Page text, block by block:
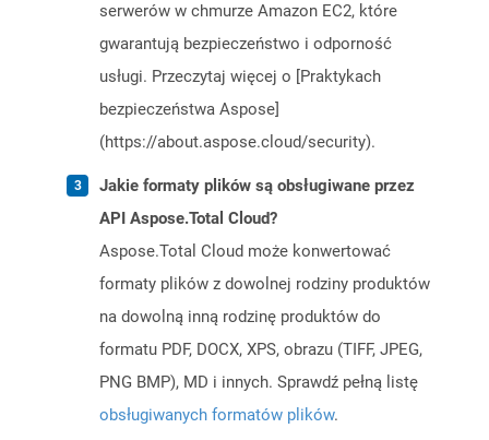
serwerów w chmurze Amazon EC2, które
gwarantują bezpieczeństwo i odporność
usługi. Przeczytaj więcej o [Praktykach
bezpieczeństwa Aspose]
(https://about.aspose.cloud/security).
Jakie formaty plików są obsługiwane przez
API Aspose.Total Cloud?
Aspose.Total Cloud może konwertować
formaty plików z dowolnej rodziny produktów
na dowolną inną rodzinę produktów do
formatu PDF, DOCX, XPS, obrazu (TIFF, JPEG,
PNG BMP), MD i innych. Sprawdź pełną listę
obsługiwanych formatów plików.